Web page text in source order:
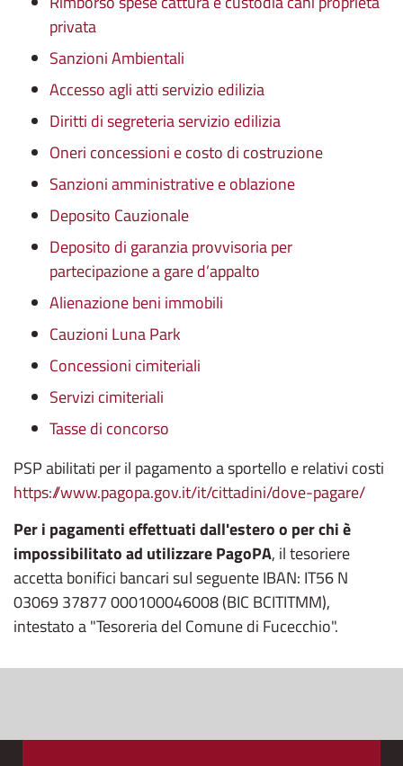
privata
Sanzioni Ambientali
Accesso agli atti servizio edilizia
Diritti di segreteria servizio edilizia
Oneri concessioni e costo di costruzione
Sanzioni amministrative e oblazione
Deposito Cauzionale
Deposito di garanzia provvisoria per
partecipazione a gare d’appalto
Alienazione beni immobili
Cauzioni Luna Park
Concessioni cimiteriali
Servizi cimiteriali
Tasse di concorso
PSP abilitati per il pagamento a sportello e relativi costi
https://www.pagopa.gov.it/it/cittadini/dove-pagare/
Per i pagamenti effettuati dall'estero o per chi è
impossibilitato ad utilizzare PagoPA, il tesoriere
accetta bonifici bancari sul seguente IBAN: IT56 N
03069 37877 000100046008 (BIC BCITITMM),
intestato a "Tesoreria del Comune di Fucecchio".